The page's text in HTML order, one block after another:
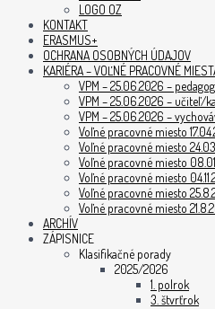
LOGO OZ
KONTAKT
ERASMUS+
OCHRANA OSOBNÝCH ÚDAJOV
KARIÉRA – VOĽNÉ PRACOVNÉ
VPM – 25.06.2026 –
VPM – 25.06.2026 – učiteľ/
VPM – 25.06.2026 –
Voľné pracovné miesto
Voľné pracovné miesto
Voľné pracovné miesto
Voľné pracovné miesto
Voľné pracovné miesto
Voľné pracovné miesto
ARCHÍV
ZÁPISNICE
Klasifikačné porady
2025/2026
1. polrok
3. štvrťrok